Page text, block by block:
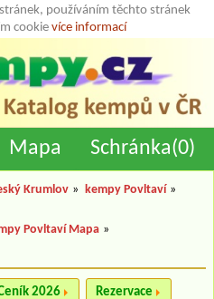
používáním těchto stránek
cookie více informací
Mapa Schránka(0)
Krumlov » kempy Povltaví »
Povltaví Mapa »
2026 Rezervace